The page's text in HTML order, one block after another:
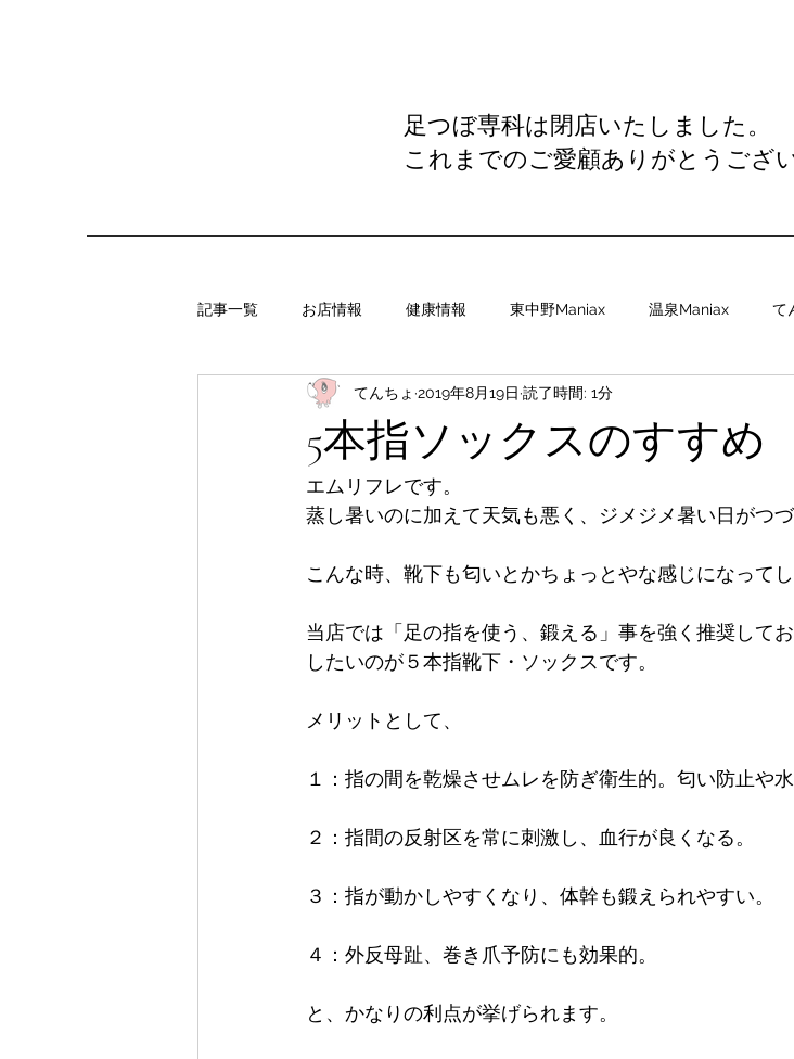
足つぼ専科は閉店いたしました。
これまでのご愛顧ありがとうござ
記事一覧 お店情報 健康情報 東中野Maniax 温泉Maniax て
5本指ソックスのすすめ
てんちょ 2019年8月19日 読了時間: 1分
エムリフレです。
蒸し暑いのに加えて天気も悪く、ジメジメ暑い日がつづ
こんな時、靴下も匂いとかちょっとやな感じになってし
当店では「足の指を使う、鍛える」事を強く推奨して
したいのが５本指靴下・ソックスです。
メリットとして、
１：指の間を乾燥させムレを防ぎ衛生的。匂い防止や
２：指間の反射区を常に刺激し、血行が良くなる。
３：指が動かしやすくなり、体幹も鍛えられやすい。
４：外反母趾、巻き爪予防にも効果的。
と、かなりの利点が挙げられます。